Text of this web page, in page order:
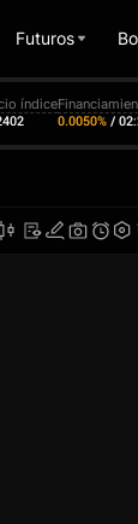
Futuros
índice
0.0050% /